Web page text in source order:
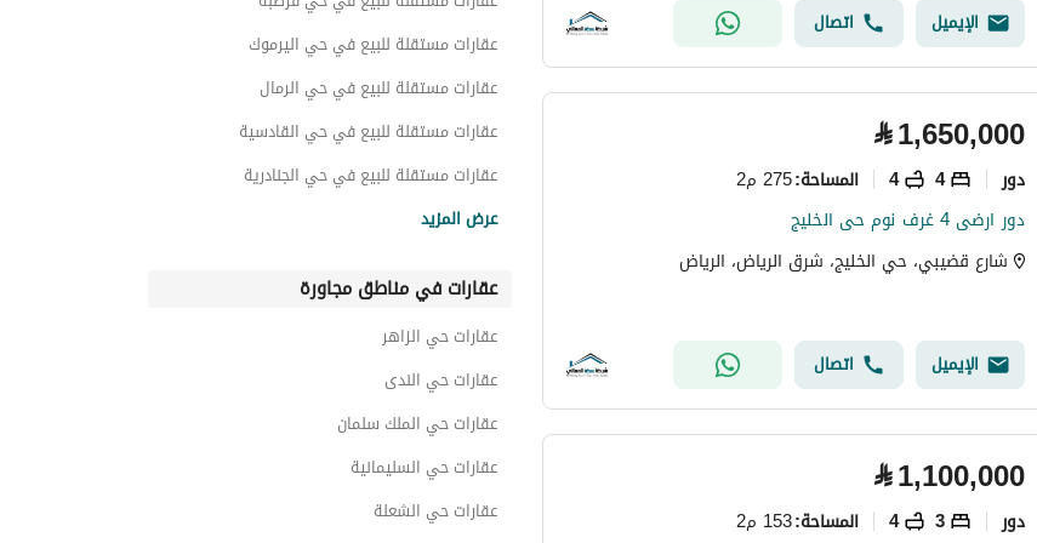
الإيميل اتصال
⃁1,650,000
دور 4
4 المساحة:275 م2
دور ارضى 4 غرف نوم حى الخليج
شارع قضيبي، حي الخليج، شرق الرياض، الرياض
الإيميل اتصال
⃁1,100,000
دور 3
4 المساحة:153 م2
عقارات مستقلة للبيع في حي اليرموك
عقارات مستقلة للبيع في حي الرمال
عقارات مستقلة للبيع في حي القادسية
عقارات مستقلة للبيع في حي الجنادرية
عرض المزيد
عقارات في مناطق مجاورة
عقارات حي الزاهر
عقارات حي الندى
عقارات حي الملك سلمان
عقارات حي السليمانية
عقارات حي الشعلة